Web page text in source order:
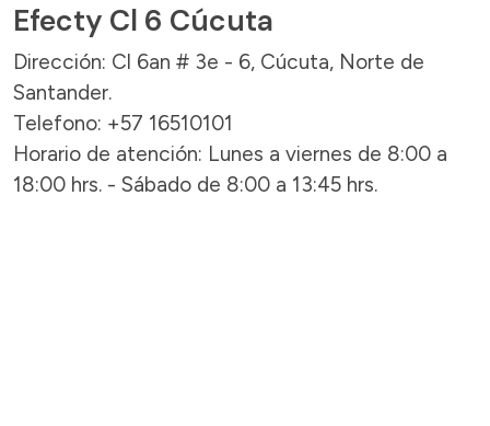
Efecty Cl 6 Cúcuta
Dirección: Cl 6an # 3e - 6, Cúcuta, Norte de
Santander.
Telefono: +57 16510101
Horario de atención: Lunes a viernes de 8:00 a
18:00 hrs. - Sábado de 8:00 a 13:45 hrs.